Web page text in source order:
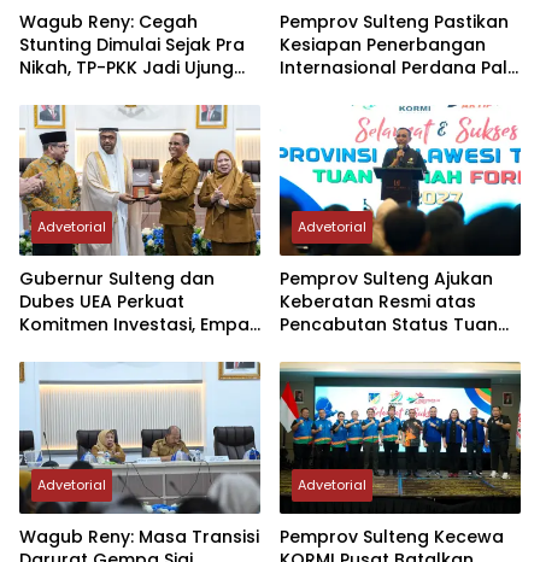
Wagub Reny: Cegah
Stunting Dimulai Sejak Pra
Nikah, TP-PKK Jadi Ujung
Pemprov Sulteng Pastikan
Kesiapan Penerbangan
Internasional Perdana Palu
Advetorial
Gubernur Sulteng dan
Dubes UEA Perkuat
Komitmen Investasi, Empat
Advetorial
Pemprov Sulteng Ajukan
Keberatan Resmi atas
Pencabutan Status Tuan
2027
Advetorial
Wagub Reny: Masa Transisi
Advetorial
Pemprov Sulteng Kecewa